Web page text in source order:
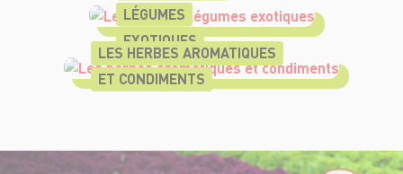
LÉGUMES
EXOTIQUES
LES HERBES AROMATIQUES
ET CONDIMENTS